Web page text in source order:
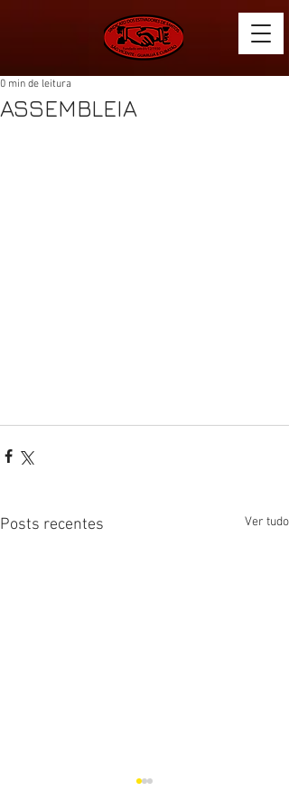
ASSEMBLEIA
0 min de leitura
Posts recentes Ver tudo